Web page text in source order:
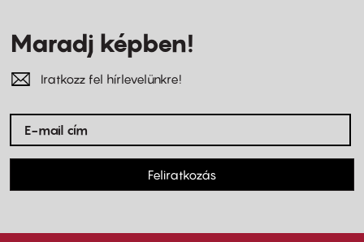
Maradj képben!
Iratkozz fel hírlevelünkre!
Feliratkozás